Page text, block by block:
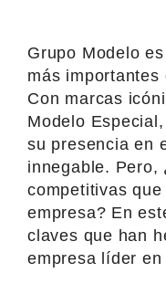
Grupo Modelo
más importantes
Con marcas
Modelo
su presencia en
innegable. Pero,
competitivas
empresa? En
claves que han
empresa líder